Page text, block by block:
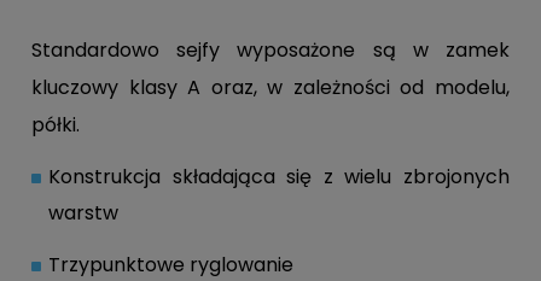
Standardowo sejfy wyposażone są w zamek
kluczowy klasy A oraz, w zależności od modelu,
półki.
Konstrukcja składająca się z wielu zbrojonych
warstw
Trzypunktowe ryglowanie